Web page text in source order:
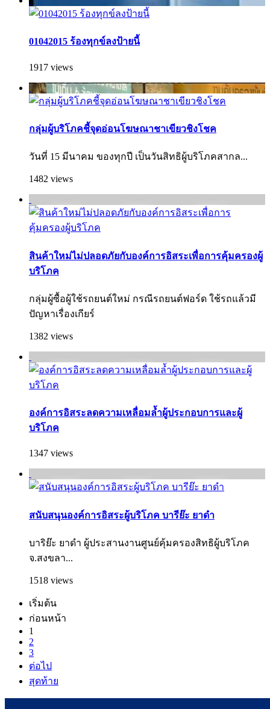
01042015 ร้องทุกข์ลงป้ายนี้
1917 views
กลุ่มผู้บริโภคชี้จุดอ่อนโฆษณาชาเขียวชิงโชค
วันที่ 15 มีนาคม ของทุกปี เป็นวันสิทธิผู้บริโภคสากล...
1482 views
สินค้าใหม่ไม่ปลอดภัยกับองค์การอิสระเพื่อการคุ้มครองผู้
บริโภค
กลุ่มผู้ซื้อผู้ใช้รถยนต์ใหม่ กรณีรถยนต์ฟอร์ด ใช้รถแล้วมี
ปัญหาเรื่องเกียร์
1382 views
องค์การอิสระลดความเหลื่อมล้ำผู้ประกอบการและผู้
บริโภค
1347 views
สนับสนุนองค์การอิสระผู้บริโภค บารีย๊ะ ยาดำ
บาริย๊ะ ยาดำ ผู้ประสานงานศูนย์คุ้มครองสิทธิผู้บริโภค
จ.สงขลา...
1518 views
เริ่มต้น
ก่อนหน้า
1
2
3
ต่อไป
สุดท้าย